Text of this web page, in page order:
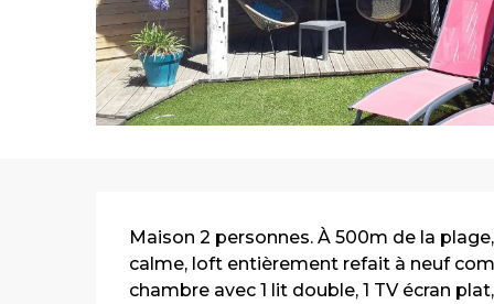
Description
Maison 2 personnes. À 500m de la
calme, loft entièrement refait à neuf
chambre avec 1 lit double, 1 TV écran